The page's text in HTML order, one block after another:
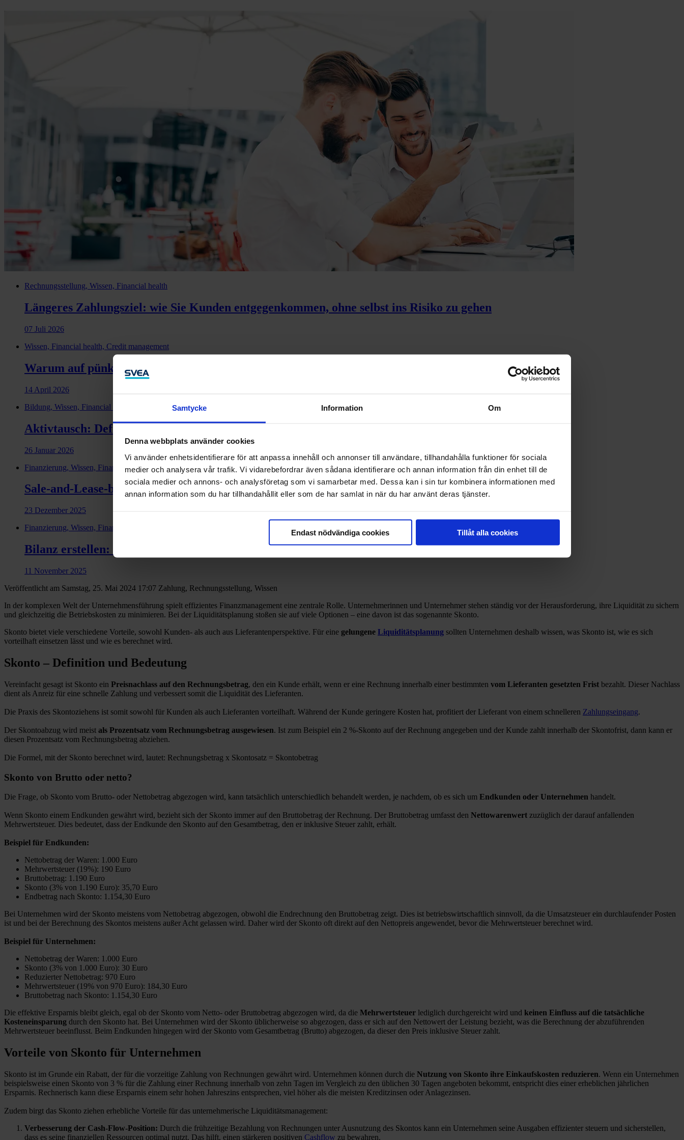
Samtycke Information Om
Denna webbplats använder cookies
Vi använder enhetsidentifierare för att anpassa innehåll och annonser till användare, tillhandahålla funktioner för sociala
medier och analysera vår trafik. Vi vidarebefordrar även sådana identifierare och annan information från din enhet till de
sociala medier och annons- och analysföretag som vi samarbetar med. Dessa kan i sin tur kombinera informationen med
annan information som du har tillhandahållit eller som de har samlat in när du har använt deras tjänster.
Endast nödvändiga cookies Tillåt alla cookies
Rechnungsstellung, Wissen, Financial health
Längeres Zahlungsziel: wie Sie Kunden entgegenkommen, ohne selbst ins Risiko zu gehen
07 Juli 2026
Wissen, Financial health, Credit management
Warum auf pünktlichen Zahlungseingang achten? 6 versteckte Kosten bei Zahlungsverzug
14 April 2026
Bildung, Wissen, Financial health
Aktivtausch: Definition und Unterschied zum Passivtausch
26 Januar 2026
Finanzierung, Wissen, Financial health
Sale-and-Lease-back Finanzierung: Die Vor- und Nachteile
23 Dezember 2025
Finanzierung, Wissen, Financial health
Bilanz erstellen: Wie geht das?
11 November 2025
Veröffentlicht am Samstag, 25. Mai 2024 17:07 Zahlung, Rechnungsstellung, Wissen
In der komplexen Welt der Unternehmensführung spielt effizientes Finanzmanagement eine zentrale Rolle. Unternehmerinnen und Unternehmer stehen ständig vor der Herausforderung, ihre Liquidität zu sichern
und gleichzeitig die Betriebskosten zu minimieren. Bei der Liquiditätsplanung stoßen sie auf viele Optionen – eine davon ist das sogenannte Skonto.
Skonto bietet viele verschiedene Vorteile, sowohl Kunden- als auch aus Lieferantenperspektive. Für eine gelungene Liquiditätsplanung sollten Unternehmen deshalb wissen, was Skonto ist, wie es sich
vorteilhaft einsetzen lässt und wie es berechnet wird.
Skonto – Definition und Bedeutung
Vereinfacht gesagt ist Skonto ein Preisnachlass auf den Rechnungsbetrag, den ein Kunde erhält, wenn er eine Rechnung innerhalb einer bestimmten vom Lieferanten gesetzten Frist bezahlt. Dieser Nachlass
dient als Anreiz für eine schnelle Zahlung und verbessert somit die Liquidität des Lieferanten.
Die Praxis des Skontoziehens ist somit sowohl für Kunden als auch Lieferanten vorteilhaft. Während der Kunde geringere Kosten hat, profitiert der Lieferant von einem schnelleren Zahlungseingang.
Der Skontoabzug wird meist als Prozentsatz vom Rechnungsbetrag ausgewiesen. Ist zum Beispiel ein 2 %-Skonto auf der Rechnung angegeben und der Kunde zahlt innerhalb der Skontofrist, dann kann er
diesen Prozentsatz vom Rechnungsbetrag abziehen.
Die Formel, mit der Skonto berechnet wird, lautet: Rechnungsbetrag x Skontosatz = Skontobetrag
Skonto von Brutto oder netto?
Die Frage, ob Skonto vom Brutto- oder Nettobetrag abgezogen wird, kann tatsächlich unterschiedlich behandelt werden, je nachdem, ob es sich um Endkunden oder Unternehmen handelt.
Wenn Skonto einem Endkunden gewährt wird, bezieht sich der Skonto immer auf den Bruttobetrag der Rechnung. Der Bruttobetrag umfasst den Nettowarenwert zuzüglich der darauf anfallenden
Mehrwertsteuer. Dies bedeutet, dass der Endkunde den Skonto auf den Gesamtbetrag, den er inklusive Steuer zahlt, erhält.
Beispiel für Endkunden:
Nettobetrag der Waren: 1.000 Euro
Mehrwertsteuer (19%): 190 Euro
Bruttobetrag: 1.190 Euro
Skonto (3% von 1.190 Euro): 35,70 Euro
Endbetrag nach Skonto: 1.154,30 Euro
Bei Unternehmen wird der Skonto meistens vom Nettobetrag abgezogen, obwohl die Endrechnung den Bruttobetrag zeigt. Dies ist betriebswirtschaftlich sinnvoll, da die Umsatzsteuer ein durchlaufender Posten
ist und bei der Berechnung des Skontos meistens außer Acht gelassen wird. Daher wird der Skonto oft direkt auf den Nettopreis angewendet, bevor die Mehrwertsteuer berechnet wird.
Beispiel für Unternehmen:
Nettobetrag der Waren: 1.000 Euro
Skonto (3% von 1.000 Euro): 30 Euro
Reduzierter Nettobetrag: 970 Euro
Mehrwertsteuer (19% von 970 Euro): 184,30 Euro
Bruttobetrag nach Skonto: 1.154,30 Euro
Die effektive Ersparnis bleibt gleich, egal ob der Skonto vom Netto- oder Bruttobetrag abgezogen wird, da die Mehrwertsteuer lediglich durchgereicht wird und keinen Einfluss auf die tatsächliche
Kosteneinsparung durch den Skonto hat. Bei Unternehmen wird der Skonto üblicherweise so abgezogen, dass er sich auf den Nettowert der Leistung bezieht, was die Berechnung der abzuführenden
Mehrwertsteuer beeinflusst. Beim Endkunden hingegen wird der Skonto vom Gesamtbetrag (Brutto) abgezogen, da dieser den Preis inklusive Steuer zahlt.
Vorteile von Skonto für Unternehmen
Skonto ist im Grunde ein Rabatt, der für die vorzeitige Zahlung von Rechnungen gewährt wird. Unternehmen können durch die Nutzung von Skonto ihre Einkaufskosten reduzieren. Wenn ein Unternehmen
beispielsweise einen Skonto von 3 % für die Zahlung einer Rechnung innerhalb von zehn Tagen im Vergleich zu den üblichen 30 Tagen angeboten bekommt, entspricht dies einer erheblichen jährlichen
Ersparnis. Rechnerisch kann diese Ersparnis einem sehr hohen Jahreszins entsprechen, viel höher als die meisten Kreditzinsen oder Anlagezinsen.
Zudem birgt das Skonto ziehen erhebliche Vorteile für das unternehmerische Liquiditätsmanagement:
Verbesserung der Cash-Flow-Position: Durch die frühzeitige Bezahlung von Rechnungen unter Ausnutzung des Skontos kann ein Unternehmen seine Ausgaben effizienter steuern und sicherstellen,
dass es seine finanziellen Ressourcen optimal nutzt. Das hilft, einen stärkeren positiven Cashflow zu bewahren.